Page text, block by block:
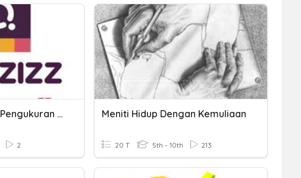
KD 2.2 Melakukan Pengukuran Waktu
2
Meniti Hidup Dengan Kemuliaan
20 T 5th - 10th 213